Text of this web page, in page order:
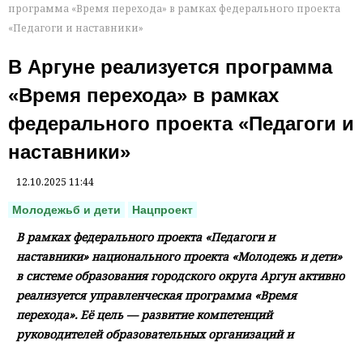
программа «Время перехода» в рамках федерального проекта
«Педагоги и наставники»
В Аргуне реализуется программа
«Время перехода» в рамках
федерального проекта «Педагоги и
наставники»
12.10.2025 11:44
Молодежьб и дети Нацпроект
В рамках федерального проекта «Педагоги и
наставники» национального проекта «Молодежь и дети»
в системе образования городского округа Аргун активно
реализуется управленческая программа «Время
перехода». Её цель — развитие компетенций
руководителей образовательных организаций и